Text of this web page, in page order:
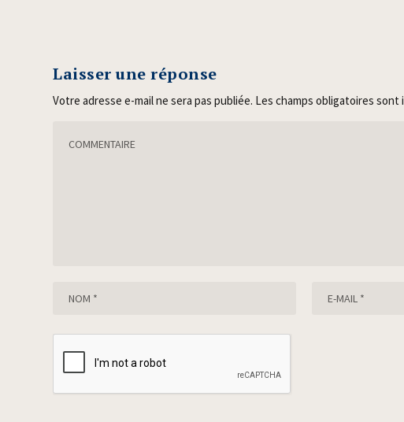
Laisser une réponse
Votre adresse e-mail ne sera pas publiée. Les champs obligatoires sont